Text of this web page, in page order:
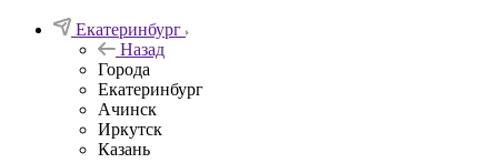
Екатеринбург
Назад
Города
Екатеринбург
Ачинск
Иркутск
Казань